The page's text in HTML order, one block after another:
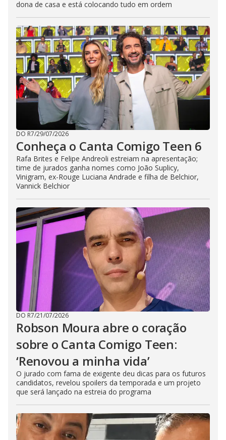
dona de casa e está colocando tudo em ordem
DO R7/29/07/2026
Conheça o Canta Comigo Teen 6
Rafa Brites e Felipe Andreoli estreiam na apresentação;
time de jurados ganha nomes como João Suplicy,
Vinigram, ex-Rouge Luciana Andrade e filha de Belchior,
Vannick Belchior
DO R7/21/07/2026
Robson Moura abre o coração
sobre o Canta Comigo Teen:
‘Renovou a minha vida’
O jurado com fama de exigente deu dicas para os futuros
candidatos, revelou spoilers da temporada e um projeto
que será lançado na estreia do programa